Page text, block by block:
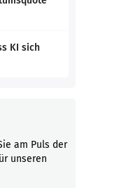
KI sich
am Puls der
unseren